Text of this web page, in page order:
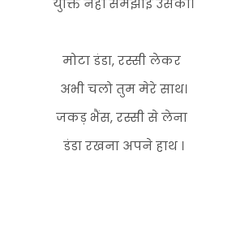
युक्ति नहीं समझाई उसको।
मोटा डंडा, रस्सी लेकर
अभी चलो तुम मेरे साथ।
जकड़ भैंस, रस्सी से लेना
डंडा रखना अपने हाथ ।